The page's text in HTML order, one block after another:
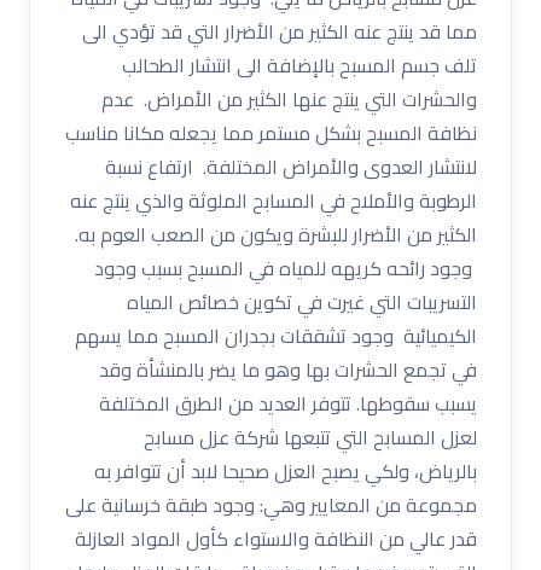
مما قد ينتج عنه الكثير من الأضرار التي قد تؤدي الى
تلف جسم المسبح بالإضافة الى انتشار الطحالب
والحشرات التي ينتج عنها الكثير من الأمراض. عدم
نظافة المسبح بشكل مستمر مما يجعله مكانا مناسب
لانتشار العدوى والأمراض المختلفة. ارتفاع نسبة
الرطوبة والأملاح في المسابح الملوثة والذي ينتج عنه
الكثير من الأضرار للبشرة ويكون من الصعب العوم به.
وجود رائحه كريهه للمياه في المسبح بسبب وجود
التسريبات التي غيرت في تكوين خصائص المياه
الكيميائية وجود تشققات بجدران المسبح مما يسهم
في تجمع الحشرات بها وهو ما يضر بالمنشأة وقد
يسبب سقوطها. تتوفر العديد من الطرق المختلفة
لعزل المسابح التي تتبعها شركة عزل مسابح
بالرياض، ولكي يصبح العزل صحيحا لابد أن تتوافر به
مجموعة من المعايير وهي: وجود طبقة خرسانية على
قدر عالي من النظافة والاستواء كأول المواد العازلة